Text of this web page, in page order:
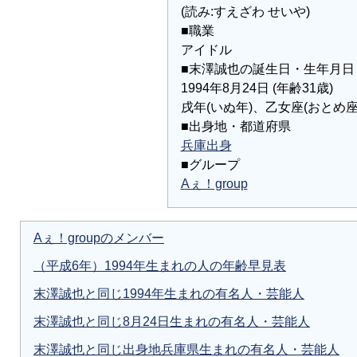
(読み:すえざわ せいや)
■職業
アイドル
■末澤誠也の誕生日・生年月日
1994年8月24日 (年齢31歳)
戌年(いぬ年)、乙女座(おとめ
■出身地・都道府県
兵庫出身
■グループ
Aぇ！group
Aぇ！groupのメンバー
（平成6年）1994年生まれの人の年齢早見表
末澤誠也と同じ1994年生まれの有名人・芸能人
末澤誠也と同じ8月24日生まれの有名人・芸能人
末澤誠也と同じ出身地兵庫県生まれの有名人・芸能人